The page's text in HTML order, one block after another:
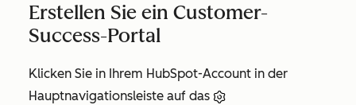
Erstellen Sie ein Customer-
Success-Portal
Klicken Sie in Ihrem HubSpot-Account in der
Hauptnavigationsleiste auf das